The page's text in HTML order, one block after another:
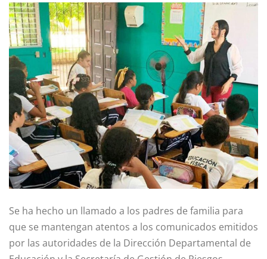
Se ha hecho un llamado a los padres de familia para
que se mantengan atentos a los comunicados emitidos
por las autoridades de la Dirección Departamental de